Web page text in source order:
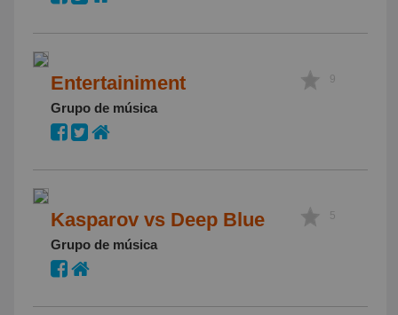
Entertainiment
Grupo de música
9
Kasparov vs Deep Blue
Grupo de música
5